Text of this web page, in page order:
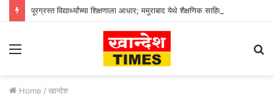
पूरग्रस्त विद्यार्थ्यांच्या शिक्षणाला आधार; ममुराबाद येथे शैक्षणिक साहित्याचे वाटप
Menu
Home / खान्देश